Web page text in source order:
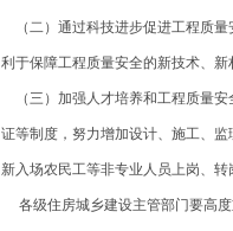
（二）通过科技进步促进工程质量
利于保障工程质量安全的新技术、
（三）加强人才培养和工程质量安
证等制度，努力增加设计、施工、
新入场农民工等非专业人员上岗、
各级住房城乡建设主管部门要高度